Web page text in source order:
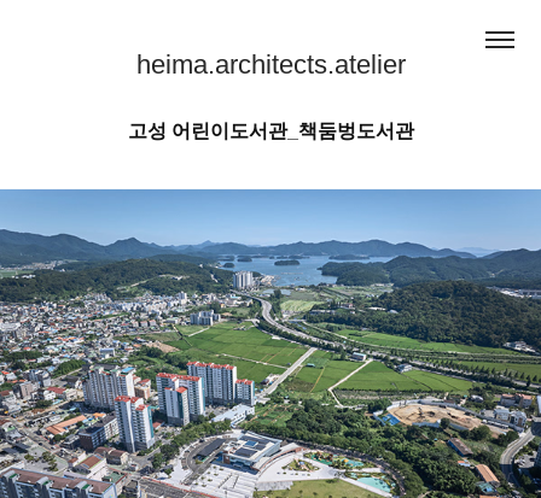
heima.architects.atelier
고성 어린이도서관_책둠벙도서관